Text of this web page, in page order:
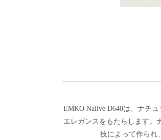
EMKO Naiive D640は、ナチ
エレガンスをもたらします。
技によって作られ